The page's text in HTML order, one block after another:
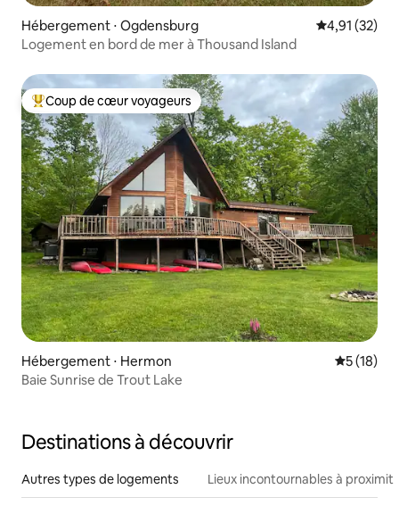
Hébergement ⋅ Ogdensburg Évaluation
4,91 (32)
Logement en bord de mer à Thousand Island
Coups de cœur voyageurs les plus appréciés
Coup de cœur voyageurs
Hébergement ⋅ Hermon
5 (18)
Baie Sunrise de Trout Lake
Destinations à découvrir
Autres types de logements Lieux incontournables à